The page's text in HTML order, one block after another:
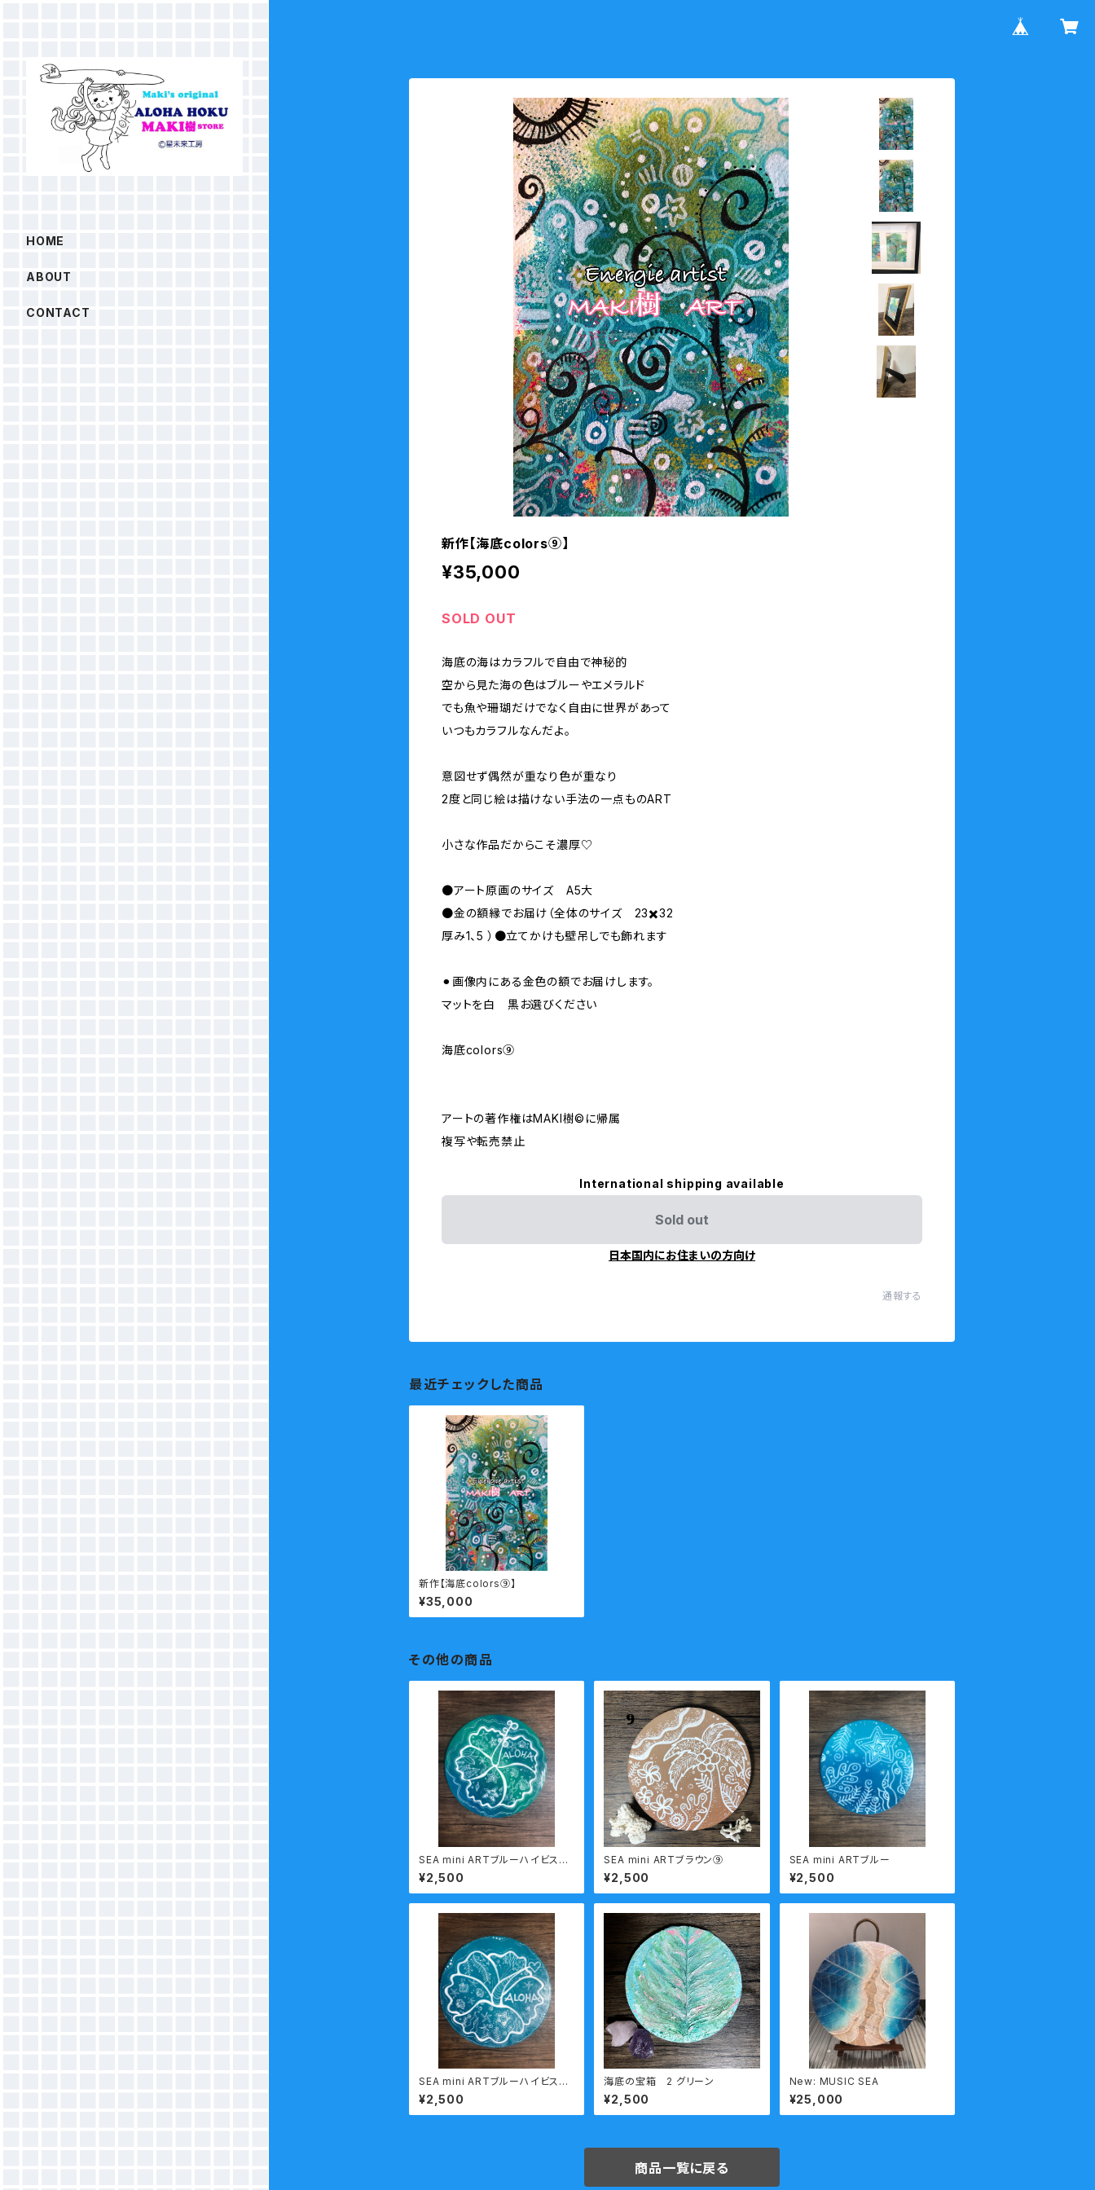
新作【海底colors⑨】
¥35,000
SOLD OUT
海底の海はカラフルで自由で神秘的
空から見た海の色はブルーやエメラルド
でも魚や珊瑚だけでなく自由に世界があって
いつもカラフルなんだよ。
意図せず偶然が重なり色が重なり
2度と同じ絵は描けない手法の一点ものART
小さな作品だからこそ濃厚♡
●アート原画のサイズ A5大
●金の額縁でお届け（全体のサイズ 23✖️32
厚み1、5 ）●立てかけも壁吊しでも飾れます
⚫︎画像内にある金色の額でお届けします。
マットを白 黒お選びください
海底colors⑨
アートの著作権はMAKI樹©︎に帰属
複写や転売禁止
International shipping available
Sold out
日本国内にお住まいの方向け
通報する
最近チェックした商品
新作【海底colors⑨】
¥35,000
その他の商品
SEA mini ARTブルーハイビスカ
ス
¥2,500
SEA mini ARTブラウン⑨
¥2,500
SEA mini ARTブルー
¥2,500
SEA mini ARTブルーハイビスカ
ス
¥2,500
海底の宝箱 2 グリーン
¥2,500
New: MUSIC SEA
¥25,000
商品一覧に戻る
HOME
ABOUT
CONTACT